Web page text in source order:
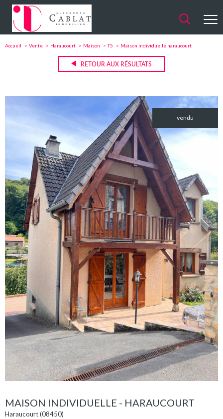
Accueil Vente Haraucourt Maison T5 Maison individuelle haraucourt
RETOUR AUX RÉSULTATS
vendu
MAISON INDIVIDUELLE - HARAUCOURT
Haraucourt (08450)